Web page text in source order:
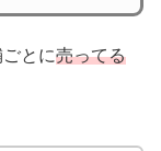
とに売ってる